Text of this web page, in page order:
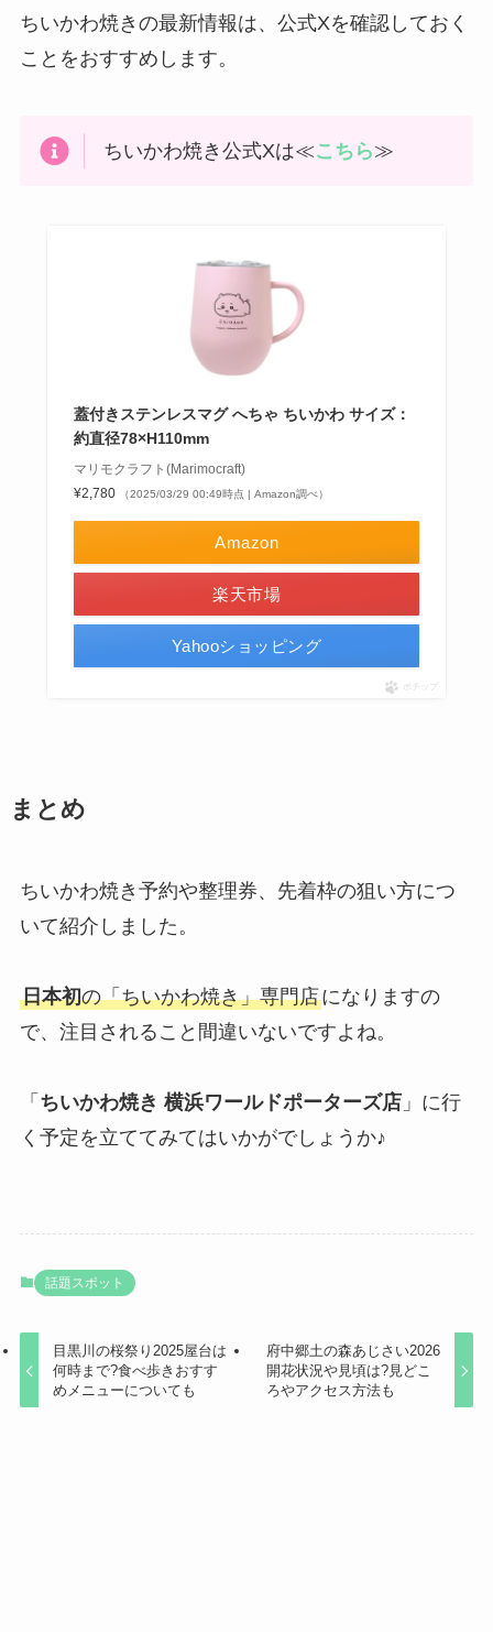
ちいかわ焼きの最新情報は、公式Xを確認しておく
ことをおすすめします。
ちいかわ焼き公式Xは≪こちら≫
蓋付きステンレスマグ へちゃ ちいかわ サイズ：
約直径78×H110mm
マリモクラフト(Marimocraft)
¥2,780
（2025/03/29 00:49時点 | Amazon調べ）
Amazon
楽天市場
Yahooショッピング
ポチップ
まとめ
ちいかわ焼き予約や整理券、先着枠の狙い方につ
いて紹介しました。
日本初の「ちいかわ焼き」専門店になりますの
で、注目されること間違いないですよね。
「 ちいかわ焼き 横浜ワールドポーターズ店」に行
く予定を立ててみてはいかがでしょうか♪
話題スポット
目黒川の桜祭り2025屋台は
何時まで?食べ歩きおすす
めメニューについても
府中郷土の森あじさい2026
開花状況や見頃は?見どこ
ろやアクセス方法も